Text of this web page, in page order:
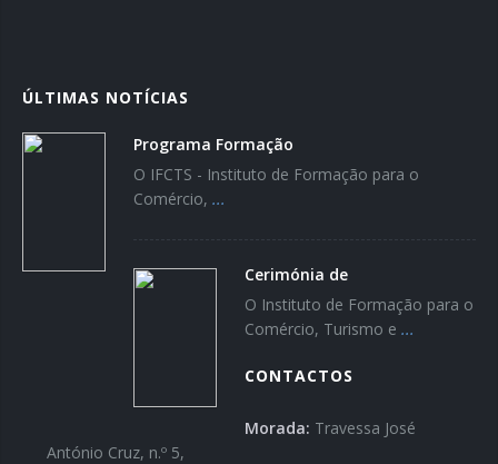
ÚLTIMAS NOTÍCIAS
Programa Formação
O IFCTS - Instituto de Formação para o
Comércio, ...
Cerimónia de
O Instituto de Formação para o
Comércio, Turismo e ...
CONTACTOS
Morada: Travessa José
António Cruz, n.º 5,